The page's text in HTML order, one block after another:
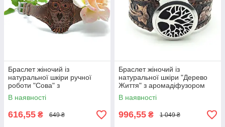
Браслет жіночий із
натуральної шкіри ручної
роботи "Сова" з
аромадіфузором Silver
Taurus 9121.
В наявності
616,55 ₴ 649 ₴
Браслет жіночий із
натуральної шкіри "Дерево
Життя" з аромадіфузором
Silver Taurus 9010/16.
В наявності
996,55 ₴ 1 049 ₴